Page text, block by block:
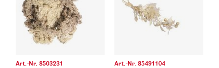
Art.-Nr. 8503231 Art.-Nr. 85491104